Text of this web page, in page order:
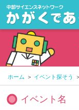
ホーム イベント探そう
イベント名